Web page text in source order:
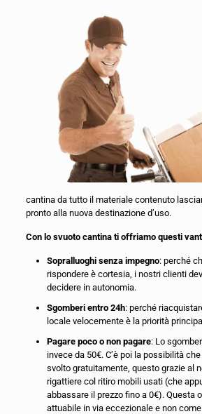
cantina da tutto il materiale contenuto
pronto alla nuova destinazione d’uso.
Con lo svuoto cantina ti offriamo questi
Sopralluoghi senza impegno: perché
rispondere è cortesia, i nostri clienti
decidere in autonomia.
Sgomberi entro 24h: perché
locale velocemente è la priorità
Pagare poco o non pagare: Lo
invece da 50€. C’è poi la possibilità
svolto gratuitamente, questo grazie al
rigattiere col ritiro mobili usati (che
abbassare il prezzo fino a 0€). Questa
attuabile in via eccezionale e non